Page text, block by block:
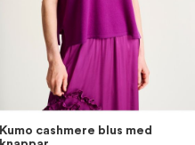
Kumo cashmere blus med